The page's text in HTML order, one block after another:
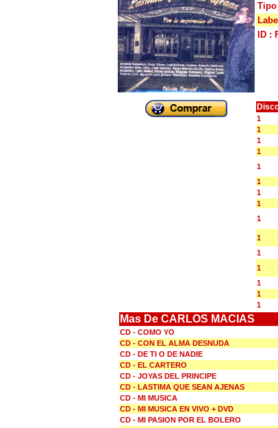
Tipo
ID :
1
1
1
1
1
1
1
1
1
1
1
1
1
1
1
Mas De CARLOS MACIAS
CD - COMO YO
CD - CON EL ALMA DESNUDA
CD - DE TI O DE NADIE
CD - EL CARTERO
CD - JOYAS DEL PRINCIPE
CD - LASTIMA QUE SEAN AJENAS
CD - MI MUSICA
CD - MI MUSICA EN VIVO + DVD
CD - MI PASION POR EL BOLERO